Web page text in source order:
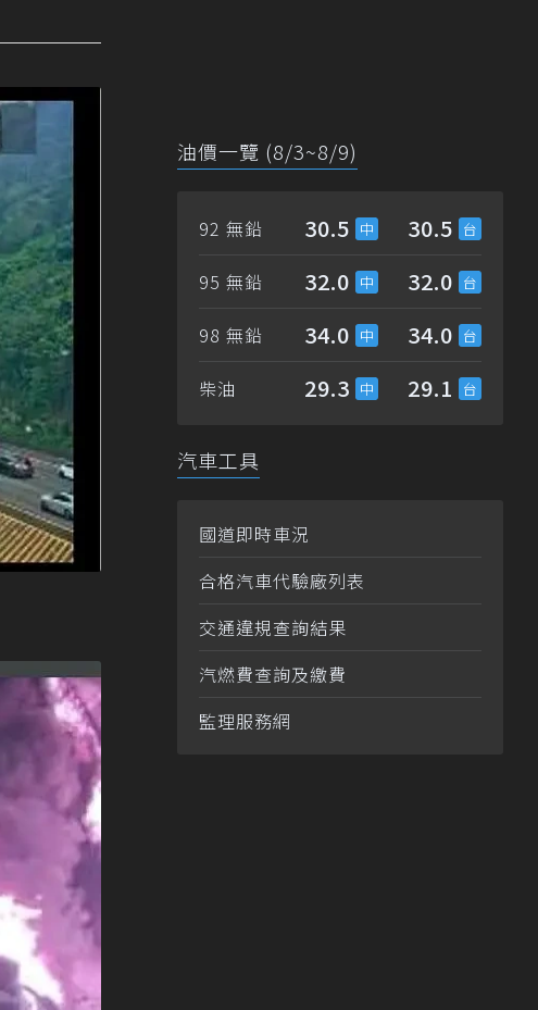
油價一覽 (8/3~8/9)
92 無鉛 30.5 30.5
95 無鉛 32.0 32.0
98 無鉛 34.0 34.0
柴油 29.3 29.1
汽車工具
國道即時車況
合格汽車代驗廠列表
交通違規查詢結果
汽燃費查詢及繳費
監理服務網